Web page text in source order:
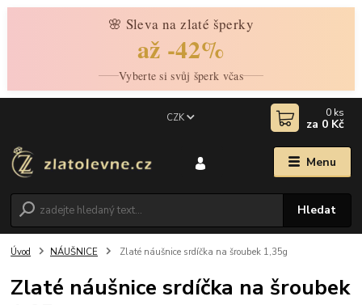
🌸 Sleva na zlaté šperky
až -42%
Vyberte si svůj šperk včas
Menu
CZK
Hledat
0 ks
za 0 Kč
Úvod NÁUŠNICE Zlaté náušnice srdíčka na šroubek 1,35g
Zlaté náušnice srdíčka na šroubek